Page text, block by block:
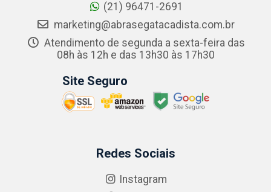
(21) 96471-2691
marketing@abrasegatacadista.com.br
Atendimento de segunda a sexta-feira das
08h às 12h e das 13h30 às 17h30
Site Seguro
Redes Sociais
Instagram